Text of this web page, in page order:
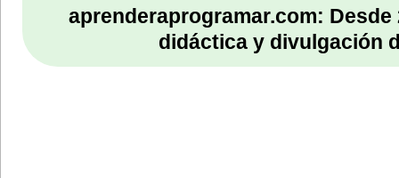
aprenderaprogramar.com:
didáctica y divulgación